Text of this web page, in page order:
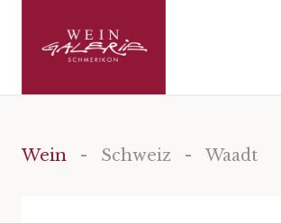
Wein - Schweiz - Waadt